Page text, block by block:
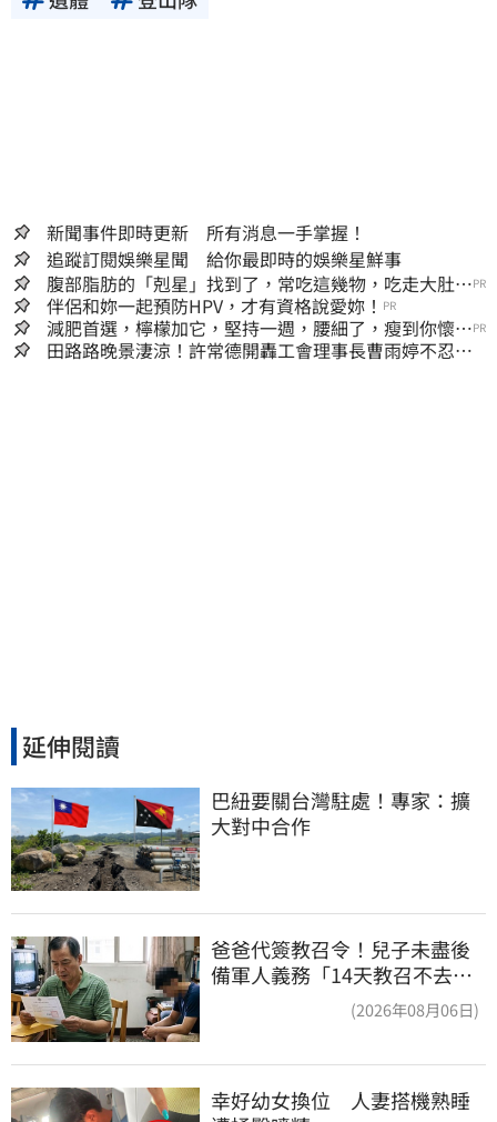
新聞事件即時更新 所有消息一手掌握！
追蹤訂閱娛樂星聞 給你最即時的娛樂星鮮事
腹部脂肪的「剋星」找到了，常吃這幾物，吃走大肚
囊，瘦出小蠻腰
PR
伴侶和妳一起預防HPV，才有資格說愛妳！ PR
減肥首選，檸檬加它，堅持一週，腰細了，瘦到你懷疑
人生
PR
田路路晚景淒涼！許常德開轟工會理事長曹雨婷不忍
延伸閱讀
巴紐要關台灣駐處！專家：擴
大對中合作
爸爸代簽教召令！兒子未盡後
備軍人義務「14天教召不去」
(2026年08月06日)
幸好幼女換位　人妻搭機熟睡